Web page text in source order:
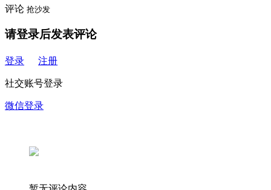
评论 抢沙发
请登录后发表评论
登录 注册
社交账号登录
微信登录